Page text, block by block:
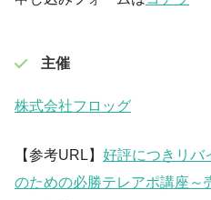
主催
株式会社フロッグ
【参考URL】 好評につきリバ
のための必勝テレアポ講座～